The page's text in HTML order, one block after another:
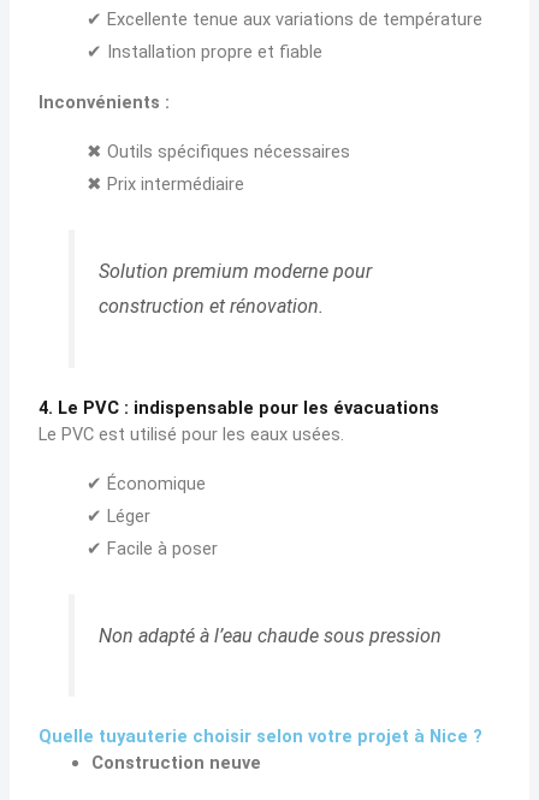
✔ Excellente tenue aux variations de température
✔ Installation propre et fiable
Inconvénients :
✖ Outils spécifiques nécessaires
✖ Prix intermédiaire
Solution premium moderne pour
construction et rénovation.
4. Le PVC : indispensable pour les évacuations
Le PVC est utilisé pour les eaux usées.
✔ Économique
✔ Léger
✔ Facile à poser
Non adapté à l’eau chaude sous pression
Quelle tuyauterie choisir selon votre projet à Nice ?
Construction neuve